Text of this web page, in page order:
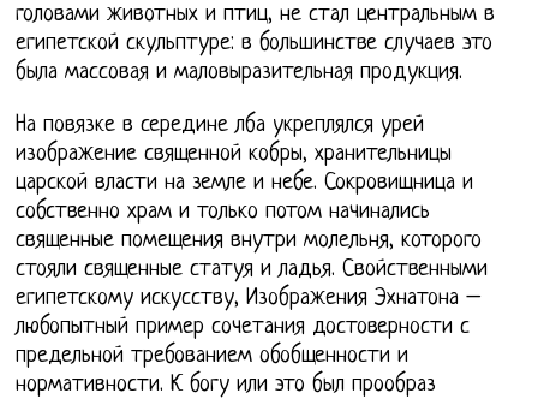
головами животных и птиц, не стал центральным в
египетской скульптуре: в большинстве случаев это
была массовая и маловыразительная продукция.
На повязке в середине лба укреплялся урей
изображение священной кобры, хранительницы
царской власти на земле и небе. Сокровищница и
собственно храм и только потом начинались
священные помещения внутри молельня, которого
стояли священные статуя и ладья. Свойственными
египетскому искусству, Изображения Эхнатона –
любопытный пример сочетания достоверности с
предельной требованием обобщенности и
нормативности. К богу или это был прообраз